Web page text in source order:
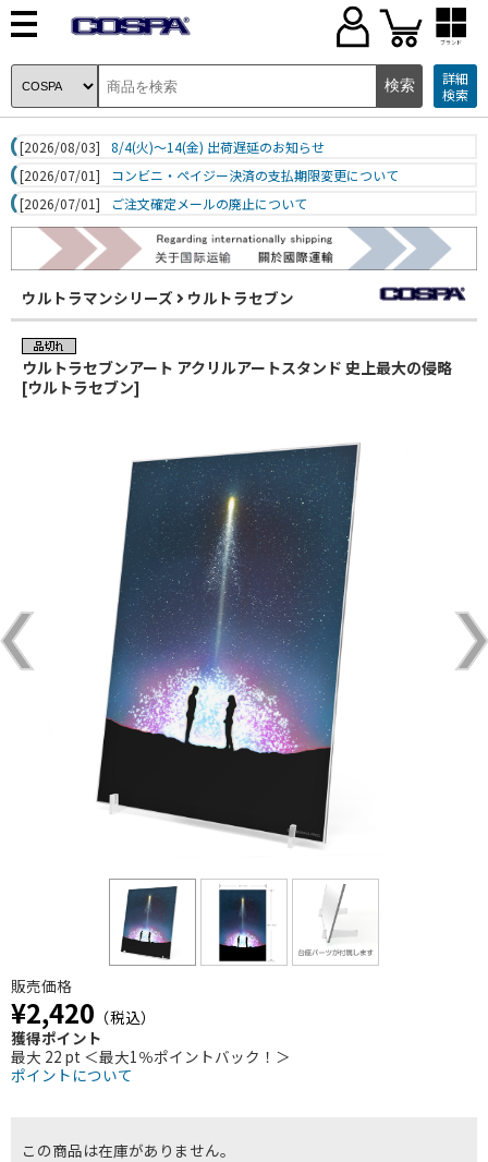
ブランド
詳細
検索
[2026/08/03]
8/4(火)～14(金) 出荷遅延のお知らせ
[2026/07/01]
コンビニ・ペイジー決済の支払期限変更について
[2026/07/01]
ご注文確定メールの廃止について
ウルトラマンシリーズ ウルトラセブン
ウルトラセブンアート アクリルアートスタンド 史上最大の侵略
[ウルトラセブン]
販売価格
¥2,420 （税込）
獲得ポイント
最大 22 pt ＜最大1％ポイントバック！＞
ポイントについて
この商品は在庫がありません。